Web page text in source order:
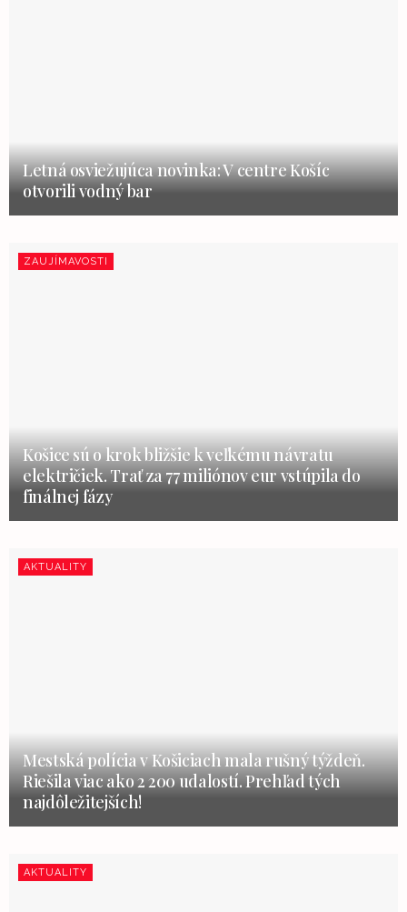
Letná osviežujúca novinka: V centre Košíc
otvorili vodný bar
ZAUJÍMAVOSTI
Košice sú o krok bližšie k veľkému návratu
električiek. Trať za 77 miliónov eur vstúpila do
finálnej fázy
AKTUALITY
Mestská polícia v Košiciach mala rušný týždeň.
Riešila viac ako 2 200 udalostí. Prehľad tých
najdôležitejších!
AKTUALITY